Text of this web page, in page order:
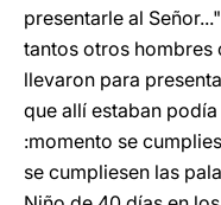
presentarle al
tantos otros hombres
llevaron para
que allí estaban
:momento se
se cumpliesen las